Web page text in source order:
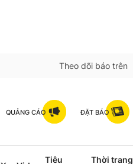
Theo dõi báo trên
QUẢNG CÁO ĐẶT BÁO
Tiêu
Thời trang